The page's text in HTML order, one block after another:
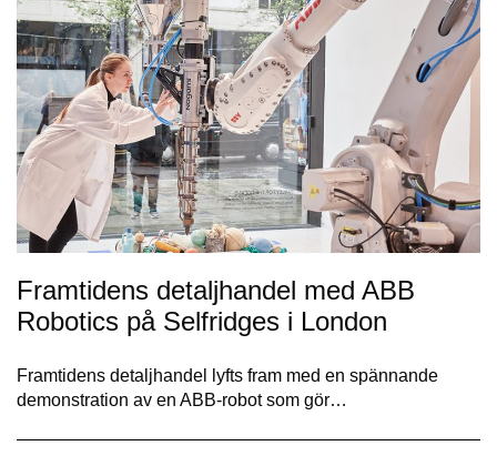
Framtidens detaljhandel med ABB
Robotics på Selfridges i London
Framtidens detaljhandel lyfts fram med en spännande
demonstration av en ABB-robot som gör…